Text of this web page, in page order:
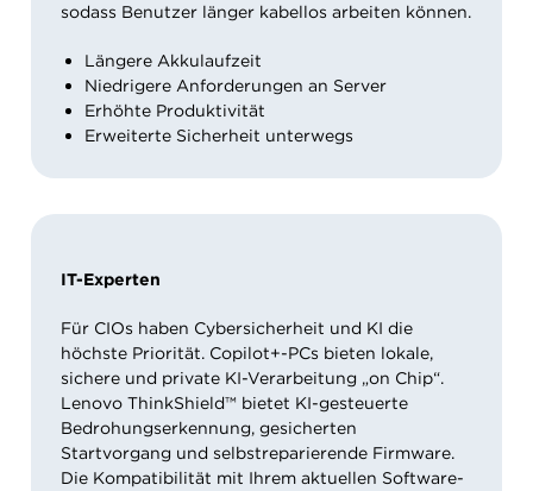
sodass Benutzer länger kabellos arbeiten können.
Längere Akkulaufzeit
Niedrigere Anforderungen an Server
Erhöhte Produktivität
Erweiterte Sicherheit unterwegs
IT-Experten
Für CIOs haben Cybersicherheit und KI die
höchste Priorität. Copilot+-PCs bieten lokale,
sichere und private KI-Verarbeitung „on Chip“.
Lenovo ThinkShield™ bietet KI-gesteuerte
Bedrohungserkennung, gesicherten
Startvorgang und selbstreparierende Firmware.
Die Kompatibilität mit Ihrem aktuellen Software-